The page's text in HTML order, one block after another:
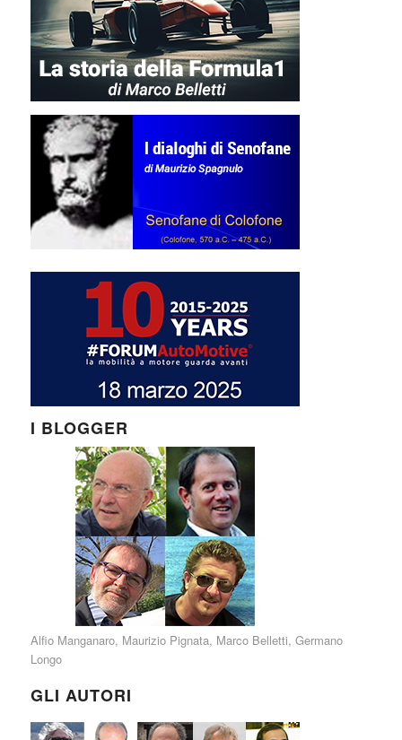
I BLOGGER
Alfio Manganaro, Maurizio Pignata, Marco Belletti, Germano
Longo
GLI AUTORI